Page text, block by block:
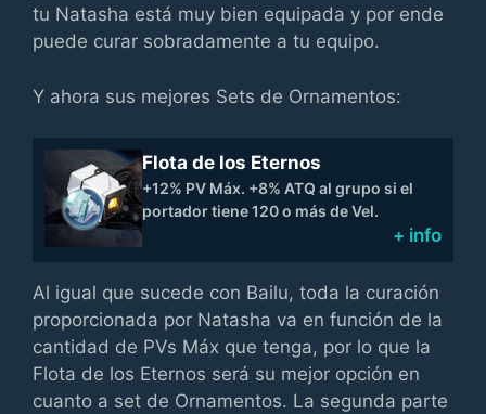
tu Natasha está muy bien equipada y por ende
puede curar sobradamente a tu equipo.
Y ahora sus mejores Sets de Ornamentos:
Flota de los Eternos
+12% PV Máx. +8% ATQ al grupo si el
portador tiene 120 o más de Vel.
+ info
Al igual que sucede con Bailu, toda la curación
proporcionada por Natasha va en función de la
cantidad de PVs Máx que tenga, por lo que la
Flota de los Eternos será su mejor opción en
cuanto a set de Ornamentos. La segunda parte